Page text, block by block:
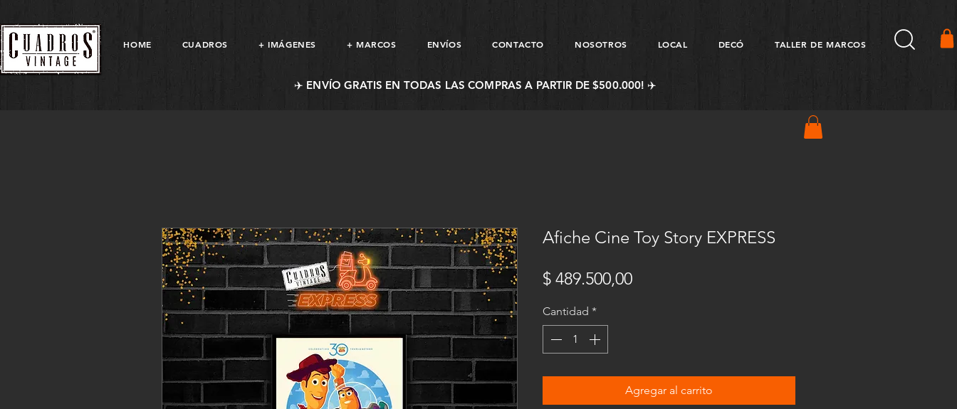
HOME CUADROS + IMÁGENES + MARCOS ENVÍOS CONTACTO NOSOTROS LOCAL DECÓ TALLER DE MARCOS
✈️ ENVÍO GRATIS EN TODAS LAS COMPRAS A PARTIR DE $500.000! ✈️
Afiche Cine Toy Story EXPRESS
$ 489.500,00Precio
Cantidad *
Agregar al carrito